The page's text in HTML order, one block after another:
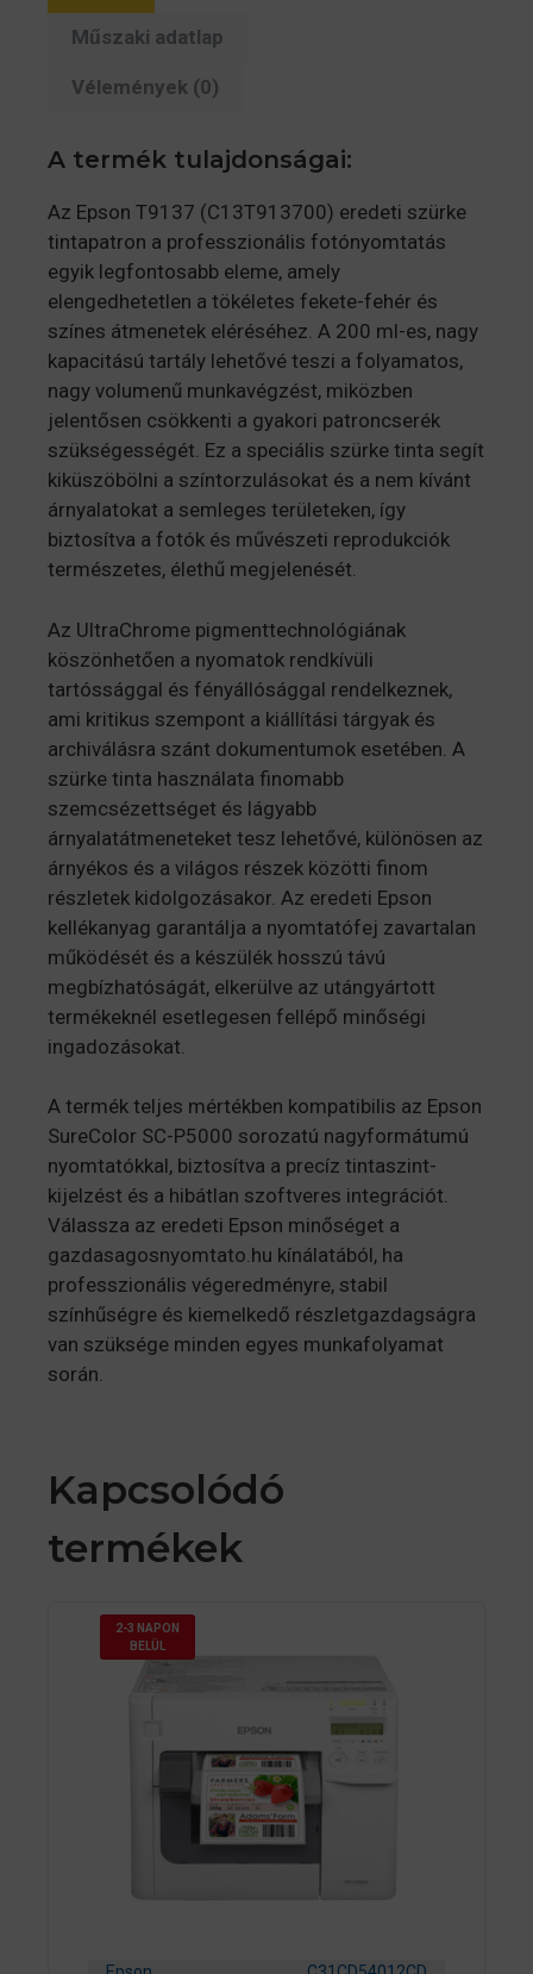
Műszaki adatlap
Vélemények (0)
A termék tulajdonságai:
Az Epson T9137 (C13T913700) eredeti szürke
tintapatron a professzionális fotónyomtatás
egyik legfontosabb eleme, amely
elengedhetetlen a tökéletes fekete-fehér és
színes átmenetek eléréséhez. A 200 ml-es, nagy
kapacitású tartály lehetővé teszi a folyamatos,
nagy volumenű munkavégzést, miközben
jelentősen csökkenti a gyakori patroncserék
szükségességét. Ez a speciális szürke tinta segít
kiküszöbölni a színtorzulásokat és a nem kívánt
árnyalatokat a semleges területeken, így
biztosítva a fotók és művészeti reprodukciók
természetes, élethű megjelenését.
Az UltraChrome pigmenttechnológiának
köszönhetően a nyomatok rendkívüli
tartóssággal és fényállósággal rendelkeznek,
ami kritikus szempont a kiállítási tárgyak és
archiválásra szánt dokumentumok esetében. A
szürke tinta használata finomabb
szemcsézettséget és lágyabb
árnyalatátmeneteket tesz lehetővé, különösen az
árnyékos és a világos részek közötti finom
részletek kidolgozásakor. Az eredeti Epson
kellékanyag garantálja a nyomtatófej zavartalan
működését és a készülék hosszú távú
megbízhatóságát, elkerülve az utángyártott
termékeknél esetlegesen fellépő minőségi
ingadozásokat.
A termék teljes mértékben kompatibilis az Epson
SureColor SC-P5000 sorozatú nagyformátumú
nyomtatókkal, biztosítva a precíz tintaszint-
kijelzést és a hibátlan szoftveres integrációt.
Válassza az eredeti Epson minőséget a
gazdasagosnyomtato.hu kínálatából, ha
professzionális végeredményre, stabil
színhűségre és kiemelkedő részletgazdagságra
van szüksége minden egyes munkafolyamat
során.
Kapcsolódó
termékek
2-3 NAPON
BELÜL